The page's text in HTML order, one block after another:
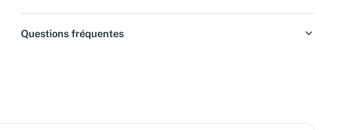
Questions fréquentes